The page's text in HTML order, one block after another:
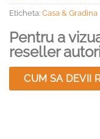
Eticheta: Casa & Gradina
Pentru a
reseller
CUM SA DEVII